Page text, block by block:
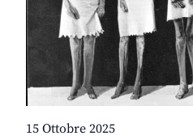
15 Ottobre 2025